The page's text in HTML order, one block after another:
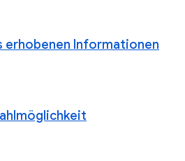
erhobenen Informationen